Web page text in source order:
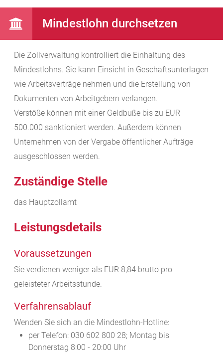
Mindestlohn durchsetzen
Die Zollverwaltung kontrolliert die Einhaltung des
Mindestlohns. Sie kann Einsicht in Geschäftsunterlagen
wie Arbeitsverträge nehmen und die Erstellung von
Dokumenten von Arbeitgebern verlangen.
Verstöße können mit einer Geldbuße bis zu EUR
500.000 sanktioniert werden. Außerdem können
Unternehmen von der Vergabe öffentlicher Aufträge
ausgeschlossen werden.
Zuständige Stelle
das Hauptzollamt
Leistungsdetails
Voraussetzungen
Sie verdienen weniger als EUR 8,84 brutto pro
geleisteter Arbeitsstunde.
Verfahrensablauf
Wenden Sie sich an die Mindestlohn-Hotline:
per Telefon: 030 602 800 28; Montag bis
Donnerstag 8:00 - 20:00 Uhr